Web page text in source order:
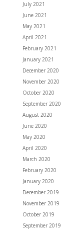
July 2021
June 2021
May 2021
April 2021
February 2021
January 2021
December 2020
November 2020
October 2020
September 2020
August 2020
June 2020
May 2020
April 2020
March 2020
February 2020
January 2020
December 2019
November 2019
October 2019
September 2019